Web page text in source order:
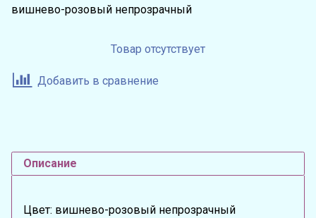
вишнево-розовый непрозрачный
Товар отсутствует
Добавить в сравнение
Описание
Цвет: вишнево-розовый непрозрачный